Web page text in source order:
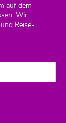
auf dem
Wir
Reise-